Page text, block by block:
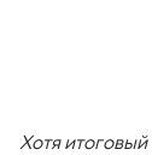
Хотя